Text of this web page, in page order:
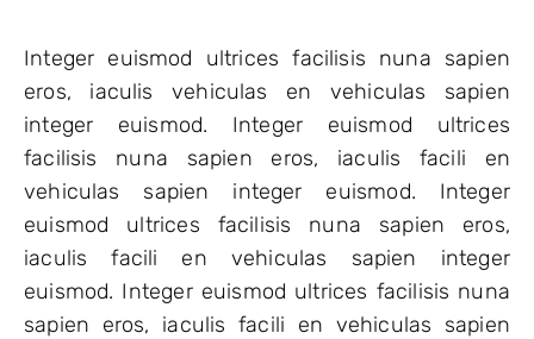
Integer euismod ultrices facilisis nuna sapien
eros, iaculis vehiculas en vehiculas sapien
integer euismod. Integer euismod ultrices
facilisis nuna sapien eros, iaculis facili en
vehiculas sapien integer euismod. Integer
euismod ultrices facilisis nuna sapien eros,
iaculis facili en vehiculas sapien integer
euismod. Integer euismod ultrices facilisis nuna
sapien eros, iaculis facili en vehiculas sapien